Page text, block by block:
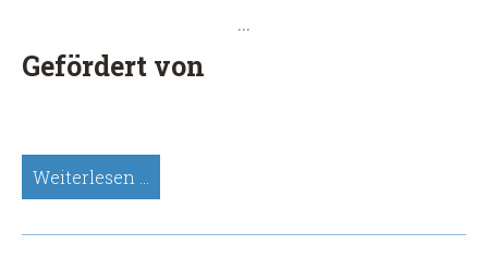
...
Gefördert von
Weiterlesen …
Duo
Wandermüd